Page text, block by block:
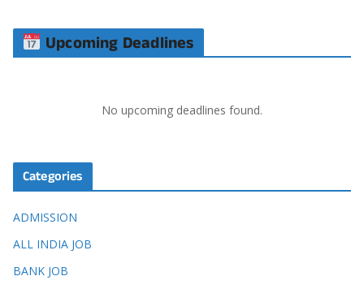
Upcoming Deadlines
No upcoming deadlines found.
Categories
ADMISSION
ALL INDIA JOB
BANK JOB